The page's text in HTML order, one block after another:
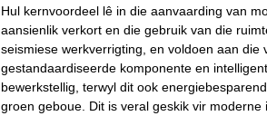
Hul kernvoordeel lê in die aanvaarding van
aansienlik verkort en die gebruik van die
seismiese werkverrigting, en voldoen aan
gestandaardiseerde komponente en
bewerkstellig, terwyl dit ook
groen geboue. Dit is veral geskik vir